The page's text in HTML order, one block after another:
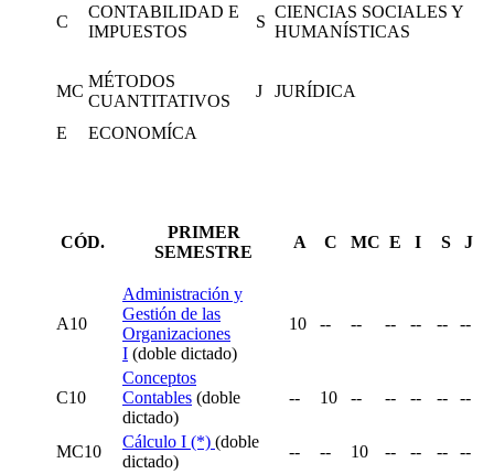
C
CONTABILIDAD E
IMPUESTOS
S
CIENCIAS SOCIALES Y
HUMANÍSTICAS
MC
MÉTODOS
CUANTITATIVOS
J JURÍDICA
E ECONOMÍCA
CÓD.
PRIMER
SEMESTRE
A C MC E I S J
A10
Administración y
Gestión de las
Organizaciones
I (doble dictado)
10 -- -- -- -- -- --
C10
Conceptos
Contables (doble
dictado)
-- 10 -- -- -- -- --
MC10
Cálculo I (*) (doble
dictado)
-- -- 10 -- -- -- --